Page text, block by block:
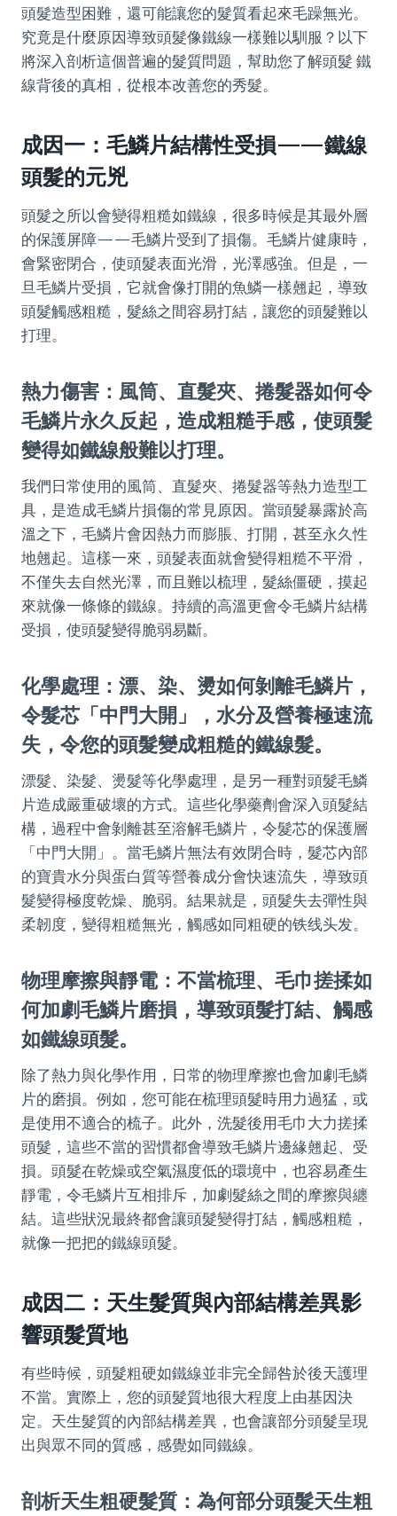
頭髮造型困難，還可能讓您的髮質看起來毛躁無光。
究竟是什麼原因導致頭髮像鐵線一樣難以馴服？以下
將深入剖析這個普遍的髮質問題，幫助您了解頭髮 鐵
線背後的真相，從根本改善您的秀髮。
成因一：毛鱗片結構性受損——鐵線
頭髮的元兇
頭髮之所以會變得粗糙如鐵線，很多時候是其最外層
的保護屏障——毛鱗片受到了損傷。毛鱗片健康時，
會緊密閉合，使頭髮表面光滑，光澤感強。但是，一
旦毛鱗片受損，它就會像打開的魚鱗一樣翹起，導致
頭髮觸感粗糙，髮絲之間容易打結，讓您的頭髮難以
打理。
熱力傷害：風筒、直髮夾、捲髮器如何令
毛鱗片永久反起，造成粗糙手感，使頭髮
變得如鐵線般難以打理。
我們日常使用的風筒、直髮夾、捲髮器等熱力造型工
具，是造成毛鱗片損傷的常見原因。當頭髮暴露於高
溫之下，毛鱗片會因熱力而膨脹、打開，甚至永久性
地翹起。這樣一來，頭髮表面就會變得粗糙不平滑，
不僅失去自然光澤，而且難以梳理，髮絲僵硬，摸起
來就像一條條的鐵線。持續的高溫更會令毛鱗片結構
受損，使頭髮變得脆弱易斷。
化學處理：漂、染、燙如何剝離毛鱗片，
令髮芯「中門大開」，水分及營養極速流
失，令您的頭髮變成粗糙的鐵線髮。
漂髮、染髮、燙髮等化學處理，是另一種對頭髮毛鱗
片造成嚴重破壞的方式。這些化學藥劑會深入頭髮結
構，過程中會剝離甚至溶解毛鱗片，令髮芯的保護層
「中門大開」。當毛鱗片無法有效閉合時，髮芯內部
的寶貴水分與蛋白質等營養成分會快速流失，導致頭
髮變得極度乾燥、脆弱。結果就是，頭髮失去彈性與
柔韌度，變得粗糙無光，觸感如同粗硬的铁线头发。
物理摩擦與靜電：不當梳理、毛巾搓揉如
何加劇毛鱗片磨損，導致頭髮打結、觸感
如鐵線頭髮。
除了熱力與化學作用，日常的物理摩擦也會加劇毛鱗
片的磨損。例如，您可能在梳理頭髮時用力過猛，或
是使用不適合的梳子。此外，洗髮後用毛巾大力搓揉
頭髮，這些不當的習慣都會導致毛鱗片邊緣翹起、受
損。頭髮在乾燥或空氣濕度低的環境中，也容易產生
靜電，令毛鱗片互相排斥，加劇髮絲之間的摩擦與纏
結。這些狀況最終都會讓頭髮變得打結，觸感粗糙，
就像一把把的鐵線頭髮。
成因二：天生髮質與內部結構差異影
響頭髮質地
有些時候，頭髮粗硬如鐵線並非完全歸咎於後天護理
不當。實際上，您的頭髮質地很大程度上由基因決
定。天生髮質的內部結構差異，也會讓部分頭髮呈現
出與眾不同的質感，感覺如同鐵線。
剖析天生粗硬髮質：為何部分頭髮天生粗